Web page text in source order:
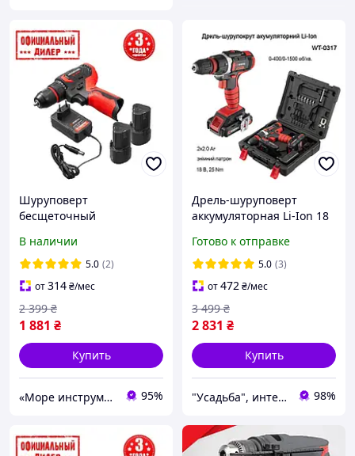
Шуруповерт
бесщеточный
INTERTOOL stp WT-0322
Li-Ion, 12В
В наличии
5.0 (2)
от314₴/мес
1 881 ₴
2 399 ₴
Купить
«Море инструментов» 95%
Дрель-шуруповерт
аккумуляторная Li-Ion 18
2x2.0 Ач, съемный
патрон INTERTOOL WT-
0317
Готово к отправке
5.0 (3)
от472₴/мес
2 831 ₴
3 499 ₴
Купить
"Усадьба", интернет-магазин 98%